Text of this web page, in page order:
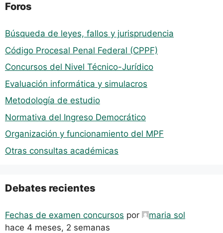
Foros
Búsqueda de leyes, fallos y jurisprudencia
Código Procesal Penal Federal (CPPF)
Concursos del Nivel Técnico-Jurídico
Evaluación informática y simulacros
Metodología de estudio
Normativa del Ingreso Democrático
Organización y funcionamiento del MPF
Otras consultas académicas
Debates recientes
Fechas de examen concursos por
maria sol
hace 4 meses, 2 semanas